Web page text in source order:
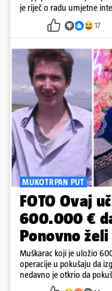
je riječ o radu umjetne
sigurno je AI', stoji u
objavama...
17
MUKOTRPAN PUT
FOTO Ovaj
600.000 €
Ponovno
Muškarac koji je uložio
operacije u pokušaju da
nedavno je otkrio da